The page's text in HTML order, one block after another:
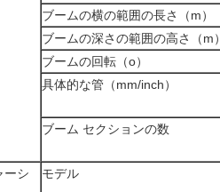
ブームの横の範囲の長さ（m）
ブームの深さの範囲の高さ（m）
ブームの回転（o）
具体的な管（mm/inch）
ブーム セクションの数
ーシ モデル